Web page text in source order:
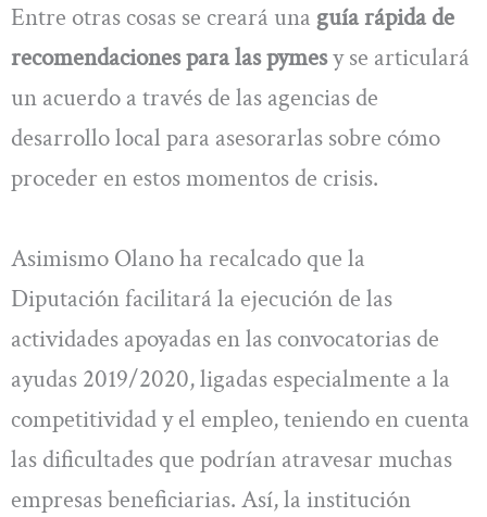
Entre otras cosas se creará una guía rápida de
recomendaciones para las pymesy se articulará
un acuerdo a través de las agencias de
desarrollo local para asesorarlas sobre cómo
proceder en estos momentos de crisis.
Asimismo Olano ha recalcado que la
Diputación facilitará la ejecución de las
actividades apoyadas en las convocatorias de
ayudas 2019/2020, ligadas especialmente a la
competitividad y el empleo, teniendo en cuenta
las dificultades que podrían atravesar muchas
empresas beneficiarias. Así, la institución